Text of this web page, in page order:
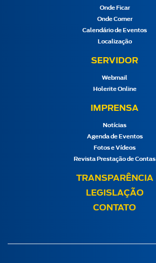
Onde Ficar
Onde Comer
Calendário de Eventos
Localização
SERVIDOR
Webmail
Holerite Online
IMPRENSA
Notícias
Agenda de Eventos
Fotos e Vídeos
Revista Prestação de Contas
TRANSPARÊNCIA
LEGISLAÇÃO
CONTATO